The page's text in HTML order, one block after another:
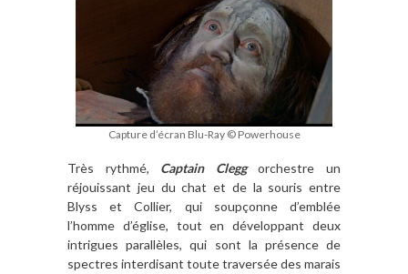
Capture d’écran Blu-Ray © Powerhouse
Très rythmé, Captain Cleggorchestre un
réjouissant jeu du chat et de la souris entre
Blyss et Collier, qui soupçonne d’emblée
l’homme d’église, tout en développant deux
intrigues parallèles, qui sont la présence de
spectres interdisant toute traversée des marais